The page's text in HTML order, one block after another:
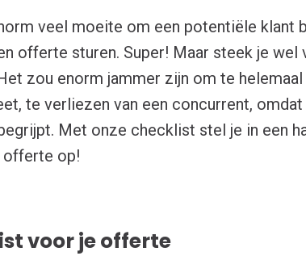
veel moeite om een potentiële klant
offerte sturen. Super! Maar steek je wel
zou enorm jammer zijn om te
te verliezen van een concurrent,
Met onze checklist stel je in een
offerte op!
voor je offerte